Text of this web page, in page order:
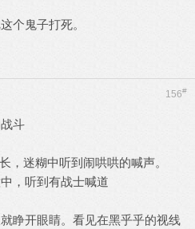
个鬼子打死。
156#
斗
迷糊中听到闹哄哄的喊声。
，听到有战士喊道
睁开眼睛。看见在黑乎乎的视线